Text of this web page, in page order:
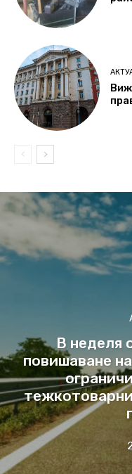
В неделя
повишаване